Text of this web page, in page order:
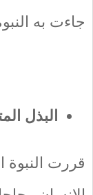
جاءت به
البذل
قررت النبوة